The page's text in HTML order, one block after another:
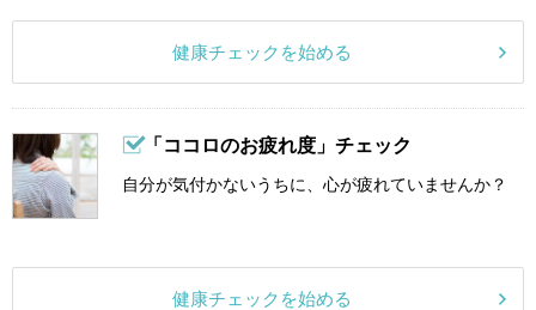
健康チェックを始める
「ココロのお疲れ度」チェック
自分が気付かないうちに、心が疲れていませんか？
健康チェックを始める